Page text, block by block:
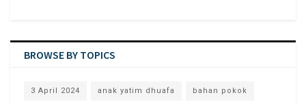
BROWSE BY TOPICS
3 April 2024 anak yatim dhuafa bahan pokok